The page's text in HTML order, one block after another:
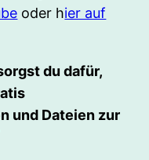
oder hier auf
du dafür,
und Dateien zur